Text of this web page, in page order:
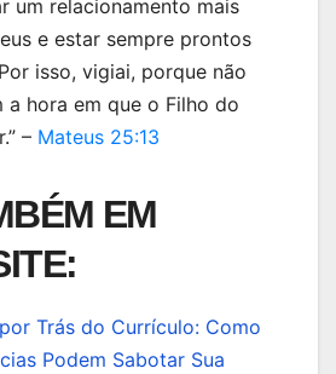
um relacionamento mais
e estar sempre prontos
isso, vigiai, porque não
a hora em que o Filho do
– Mateus 25:13
EM
Trás do Currículo: Como
Podem Sabotar Sua